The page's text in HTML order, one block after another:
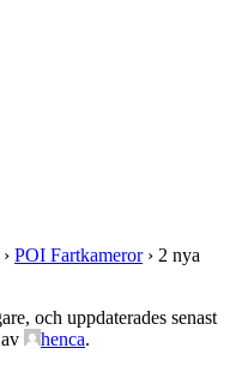
› POI Fartkameror › 2 nya
och uppdaterades senast
av henca.